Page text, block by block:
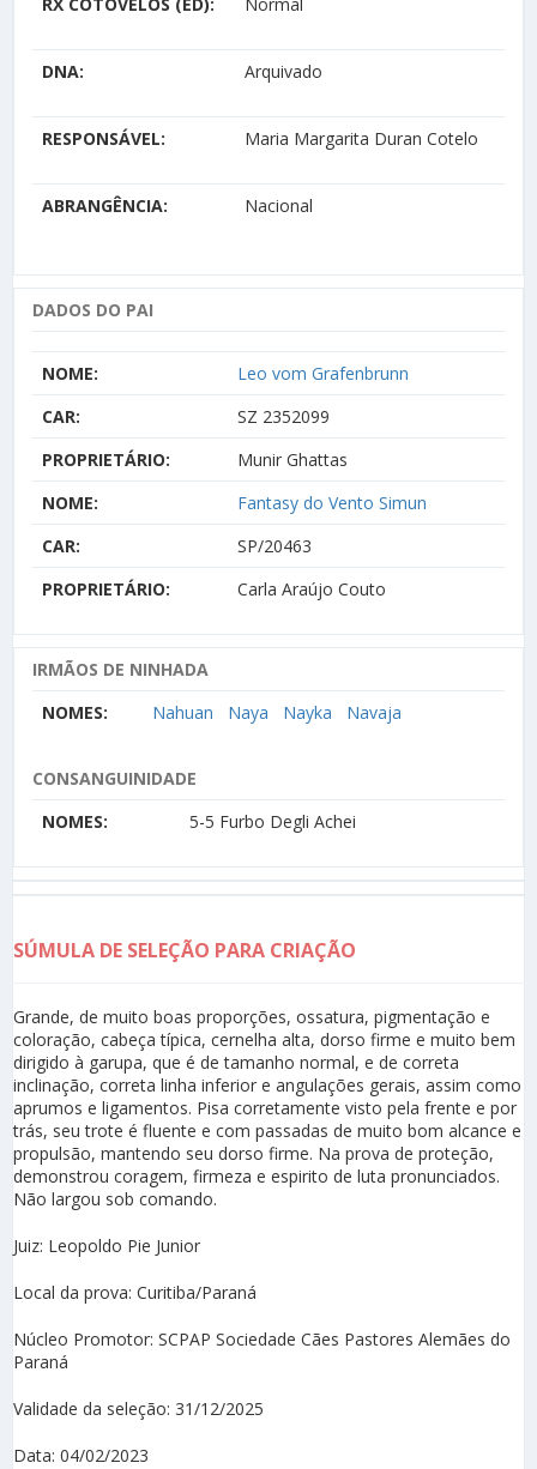
DNA: Arquivado
RESPONSÁVEL: Maria Margarita Duran Cotelo
ABRANGÊNCIA: Nacional
DADOS DO PAI
NOME:
Leo vom Grafenbrunn
CAR:
SZ 2352099
PROPRIETÁRIO:
Munir Ghattas
NOME:
Fantasy do Vento Simun
CAR:
SP/20463
PROPRIETÁRIO:
Carla Araújo Couto
IRMÃOS DE NINHADA
NOMES:
Nahuan Naya Nayka Navaja
CONSANGUINIDADE
NOMES:
5-5 Furbo Degli Achei
SÚMULA DE SELEÇÃO PARA CRIAÇÃO
Grande, de muito boas proporções, ossatura, pigmentação e
coloração, cabeça típica, cernelha alta, dorso firme e muito bem
dirigido à garupa, que é de tamanho normal, e de correta
inclinação, correta linha inferior e angulações gerais, assim como
aprumos e ligamentos. Pisa corretamente visto pela frente e por
trás, seu trote é fluente e com passadas de muito bom alcance e
propulsão, mantendo seu dorso firme. Na prova de proteção,
demonstrou coragem, firmeza e espirito de luta pronunciados.
Não largou sob comando.
Juiz: Leopoldo Pie Junior
Local da prova: Curitiba/Paraná
Núcleo Promotor: SCPAP Sociedade Cães Pastores Alemães do
Paraná
Validade da seleção: 31/12/2025
Data: 04/02/2023